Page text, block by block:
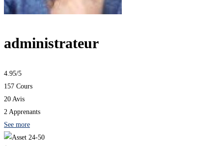
administrateur
4.95/5
157 Cours
20 Avis
2 Apprenants
See more